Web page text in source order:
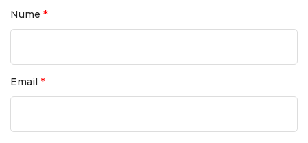
Nume *
Email *